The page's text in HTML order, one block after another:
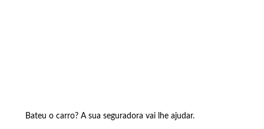
Bateu o carro? A sua seguradora vai lhe ajudar.